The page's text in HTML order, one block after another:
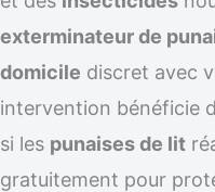
exterminateur de
domicile discret avec
intervention bénéficie
si les punaises de lit
gratuitement pour